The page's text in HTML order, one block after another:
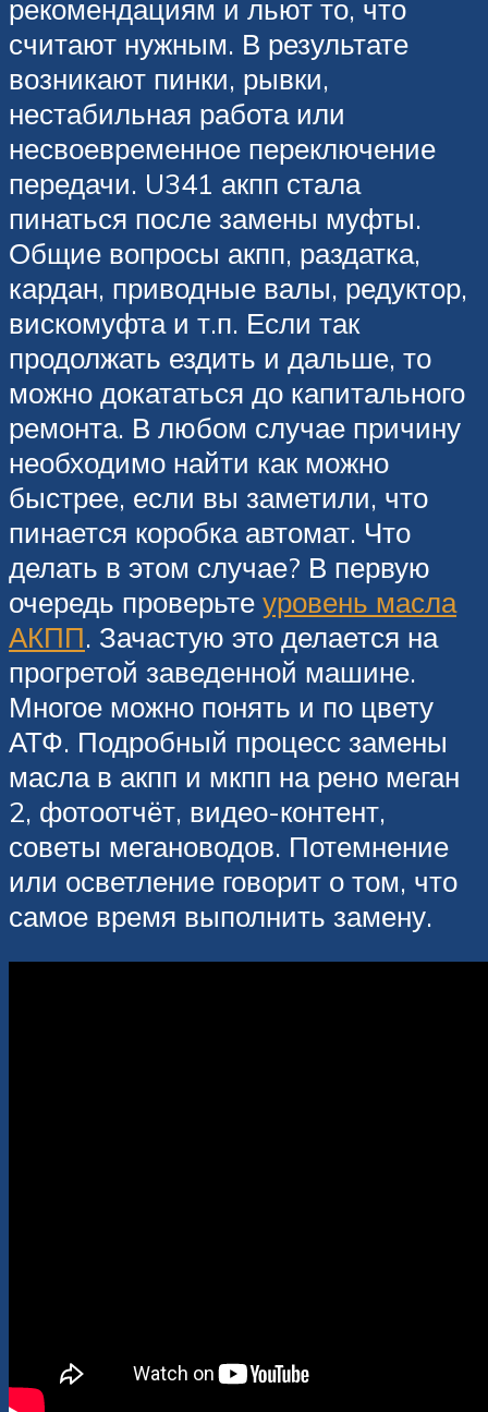
рекомендациям и льют то, что
считают нужным. В результате
возникают пинки, рывки,
нестабильная работа или
несвоевременное переключение
передачи. U341 акпп стала
пинаться после замены муфты.
Общие вопросы акпп, раздатка,
кардан, приводные валы, редуктор,
вискомуфта и т.п. Если так
продолжать ездить и дальше, то
можно докататься до капитального
ремонта. В любом случае причину
необходимо найти как можно
быстрее, если вы заметили, что
пинается коробка автомат. Что
делать в этом случае? В первую
очередь проверьте уровень масла
АКПП. Зачастую это делается на
прогретой заведенной машине.
Многое можно понять и по цвету
АТФ. Подробный процесс замены
масла в акпп и мкпп на рено меган
2, фотоотчёт, видео-контент,
советы мегановодов. Потемнение
или осветление говорит о том, что
самое время выполнить замену.